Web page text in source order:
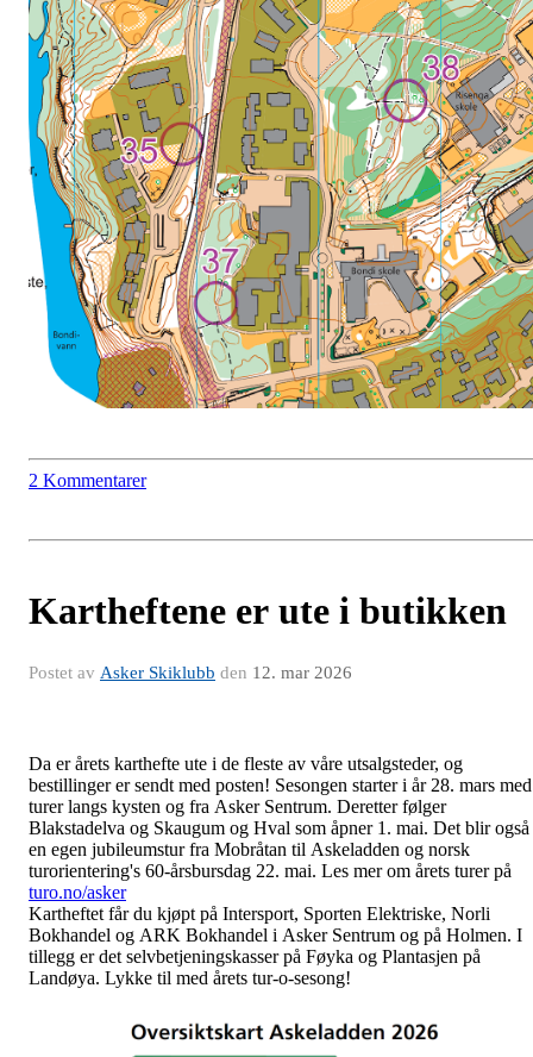
2 Kommentarer
Kartheftene er ute i butikken
Postet av Asker Skiklubb den 12. mar 2026
Da er årets karthefte ute i de fleste av våre utsalgsteder, og
bestillinger er sendt med posten! Sesongen starter i år 28. mars med
turer langs kysten og fra Asker Sentrum. Deretter følger
Blakstadelva og Skaugum og Hval som åpner 1. mai. Det blir også
en egen jubileumstur fra Mobråtan til Askeladden og norsk
turorientering's 60-årsbursdag 22. mai. Les mer om årets turer på
turo.no/asker
Kartheftet får du kjøpt på Intersport, Sporten Elektriske, Norli
Bokhandel og ARK Bokhandel i Asker Sentrum og på Holmen. I
tillegg er det selvbetjeningskasser på Føyka og Plantasjen på
Landøya. Lykke til med årets tur-o-sesong!